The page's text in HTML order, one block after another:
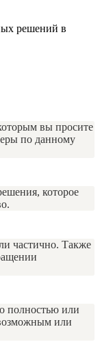
решений в
вы просите
по данному
которое
частично. Также
полностью или
или